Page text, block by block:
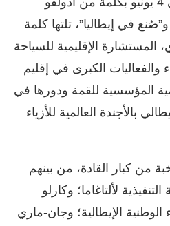
في إيطاليا”، تلتها كلمة
المستشارة الإقليمية للسياحة
والفعاليات الكبرى في إقليم
المؤسسية للقمة ودورها في
بالأجندة العالمية للأزياء
من كبار القادة، من بينهم
لألتاغاما؛ وكارلو
الوطنية الإيطالية؛ وجان-ماري